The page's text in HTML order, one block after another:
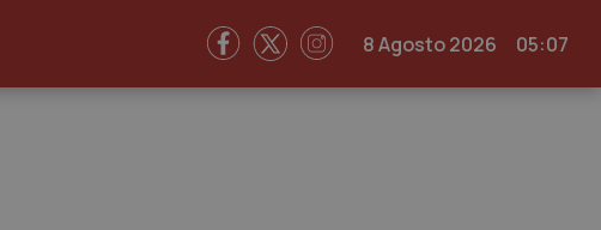
8 Agosto 2026 05:07